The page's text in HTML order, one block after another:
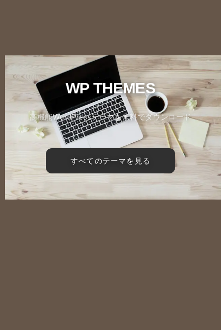
WP THEMES
高機能WordPressテーマを無料でダウンロード
すべてのテーマを見る